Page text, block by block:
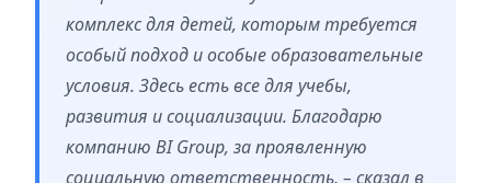
комплекс для детей, которым требуется
особый подход и особые образовательные
условия. Здесь есть все для учебы,
развития и социализации. Благодарю
компанию BI Group, за проявленную
социальную ответственность, – сказал в